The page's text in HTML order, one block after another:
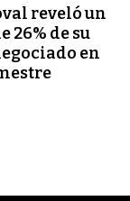
reveló un
26% de su
en